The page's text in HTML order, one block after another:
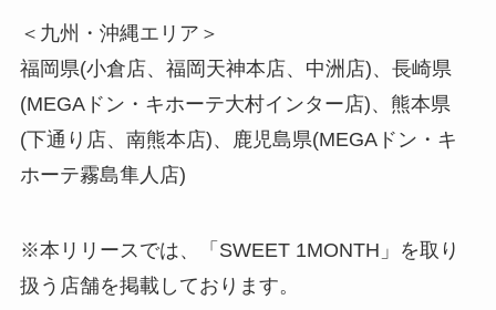
＜九州・沖縄エリア＞
福岡県(小倉店、福岡天神本店、中洲店)、長崎県
(MEGAドン・キホーテ大村インター店)、熊本県
(下通り店、南熊本店)、鹿児島県(MEGAドン・キ
ホーテ霧島隼人店)
※本リリースでは、「SWEET 1MONTH」を取り
扱う店舗を掲載しております。